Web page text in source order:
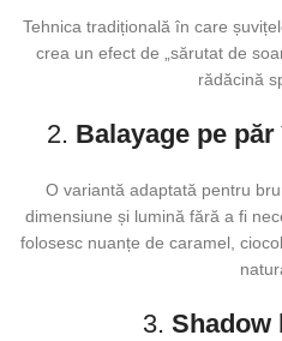
Tehnica tradițională în care
crea un efect de „sărutat de
rădăcină
2. Balayage pe
O variantă adaptată pentru
dimensiune și lumină fără a fi
folosesc nuanțe de caramel,
3. Shadow